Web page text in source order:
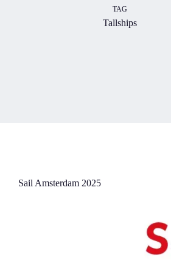
TAG
Tallships
Sail Amsterdam 2025